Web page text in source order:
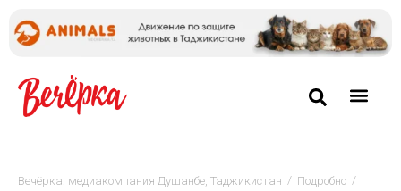
Вечёрка: медиакомпания Душанбе, Таджикистан / Подробно /